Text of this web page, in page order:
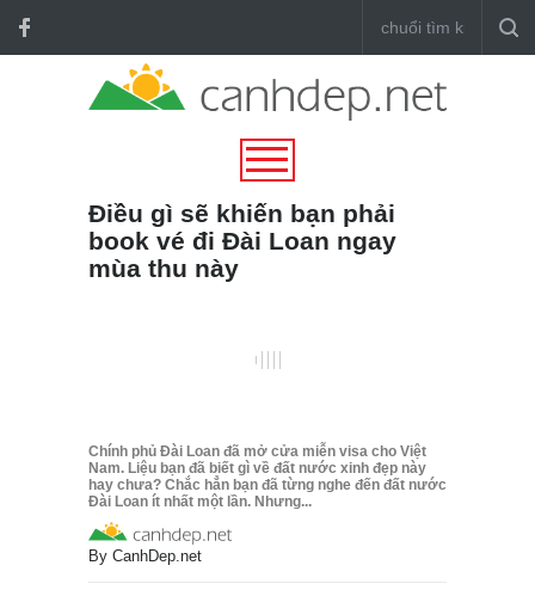
Điều gì sẽ khiến bạn phải
book vé đi Đài Loan ngay
mùa thu này
Chính phủ Đài Loan đã mở cửa miễn visa cho Việt
Nam. Liệu bạn đã biết gì về đất nước xinh đẹp này
hay chưa? Chắc hẳn bạn đã từng nghe đến đất nước
Đài Loan ít nhất một lần. Nhưng...
By CanhDep.net